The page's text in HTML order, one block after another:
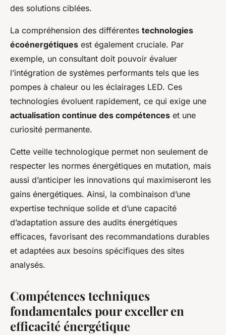
des solutions ciblées.
La compréhension des différentes technologies
écoénergétiques est également cruciale. Par
exemple, un consultant doit pouvoir évaluer
l’intégration de systèmes performants tels que les
pompes à chaleur ou les éclairages LED. Ces
technologies évoluent rapidement, ce qui exige une
actualisation continue des compétences et une
curiosité permanente.
Cette veille technologique permet non seulement de
respecter les normes énergétiques en mutation, mais
aussi d’anticiper les innovations qui maximiseront les
gains énergétiques. Ainsi, la combinaison d’une
expertise technique solide et d’une capacité
d’adaptation assure des audits énergétiques
efficaces, favorisant des recommandations durables
et adaptées aux besoins spécifiques des sites
analysés.
Compétences techniques
fondamentales pour exceller en
efficacité énergétique